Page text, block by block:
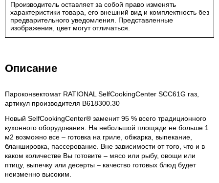
Производитель оставляет за собой право изменять
характеристики товара, его внешний вид и комплектность без
предварительного уведомления. Представленные
изображения, цвет могут отличаться.
Описание
Пароконвектомат RATIONAL SelfCookingCenter SCC61G газ,
артикул производителя B618300.30
Новый SelfCookingCenter® заменит 95 % всего традиционного
кухонного оборудования. На небольшой площади не больше 1
м2 возможно все – готовка на гриле, обжарка, выпекание,
бланшировка, пассерование. Вне зависимости от того, что и в
каком количестве Вы готовите – мясо или рыбу, овощи или
птицу, выпечку или десерты – качество готовых блюд будет
неизменно высоким.